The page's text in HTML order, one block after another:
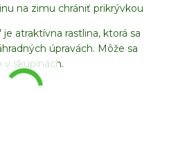
na zimu chrániť prikrývkou
atraktívna rastlina, ktorá sa
úpravách. Môže sa
skupinách.